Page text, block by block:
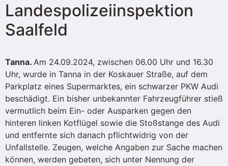
Landespolizeiinspektion
Saalfeld
Tanna. Am 24.09.2024, zwischen 06.00 Uhr und 16.30
Uhr, wurde in Tanna in der Koskauer Straße, auf dem
Parkplatz eines Supermarktes, ein schwarzer PKW Audi
beschädigt. Ein bisher unbekannter Fahrzeugführer stieß
vermutlich beim Ein- oder Ausparken gegen den
hinteren linken Kotflügel sowie die Stoßstange des Audi
und entfernte sich danach pflichtwidrig von der
Unfallstelle. Zeugen, welche Angaben zur Sache machen
können, werden gebeten, sich unter Nennung der